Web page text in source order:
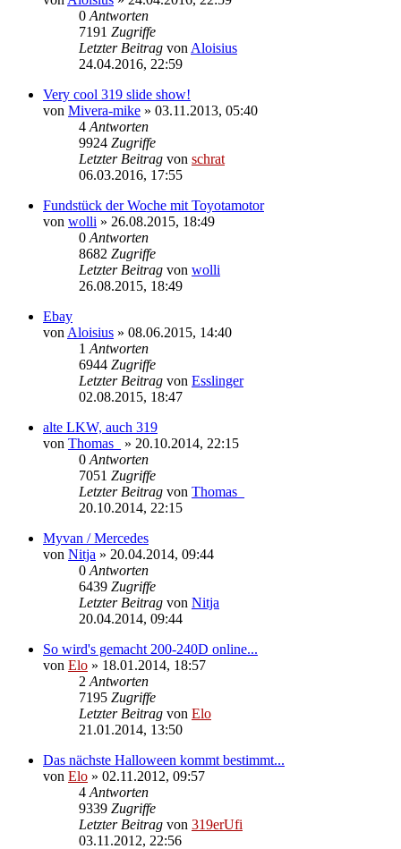
0 Antworten
7191 Zugriffe
Letzter Beitrag von Aloisius
24.04.2016, 22:59
Very cool 319 slide show!
von Mivera-mike » 03.11.2013, 05:40
4 Antworten
9924 Zugriffe
Letzter Beitrag von schrat
06.03.2016, 17:55
Fundstück der Woche mit Toyotamotor
von wolli » 26.08.2015, 18:49
0 Antworten
8682 Zugriffe
Letzter Beitrag von wolli
26.08.2015, 18:49
Ebay
von Aloisius » 08.06.2015, 14:40
1 Antworten
6944 Zugriffe
Letzter Beitrag von Esslinger
02.08.2015, 18:47
alte LKW, auch 319
von Thomas_ » 20.10.2014, 22:15
0 Antworten
7051 Zugriffe
Letzter Beitrag von Thomas_
20.10.2014, 22:15
Myvan / Mercedes
von Nitja » 20.04.2014, 09:44
0 Antworten
6439 Zugriffe
Letzter Beitrag von Nitja
20.04.2014, 09:44
So wird's gemacht 200-240D online...
von Elo » 18.01.2014, 18:57
2 Antworten
7195 Zugriffe
Letzter Beitrag von Elo
21.01.2014, 13:50
Das nächste Halloween kommt bestimmt...
von Elo » 02.11.2012, 09:57
4 Antworten
9339 Zugriffe
Letzter Beitrag von 319erUfi
03.11.2012, 22:56